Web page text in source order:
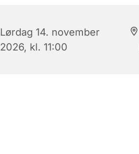
Lørdag 14. november
2026, kl. 11:00